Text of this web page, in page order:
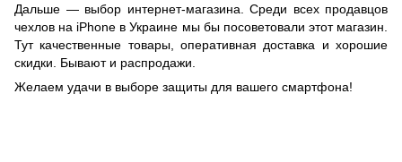
Дальше — выбор интернет-магазина. Среди всех продавцов
чехлов на iPhone в Украине мы бы посоветовали этот магазин.
Тут качественные товары, оперативная доставка и хорошие
скидки. Бывают и распродажи.
Желаем удачи в выборе защиты для вашего смартфона!